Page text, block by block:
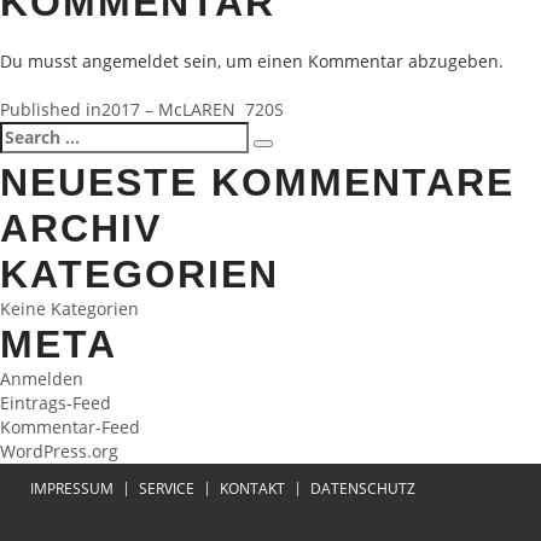
Du musst angemeldet sein, um einen Kommentar abzugeben.
BEITRAGSNAVIGATION
Published in2017 – McLAREN 720S
Search
for:
Search
NEUESTE KOMMENTARE
ARCHIV
KATEGORIEN
Keine Kategorien
META
Anmelden
Eintrags-Feed
Kommentar-Feed
WordPress.org
IMPRESSUM SERVICE KONTAKT DATENSCHUTZ